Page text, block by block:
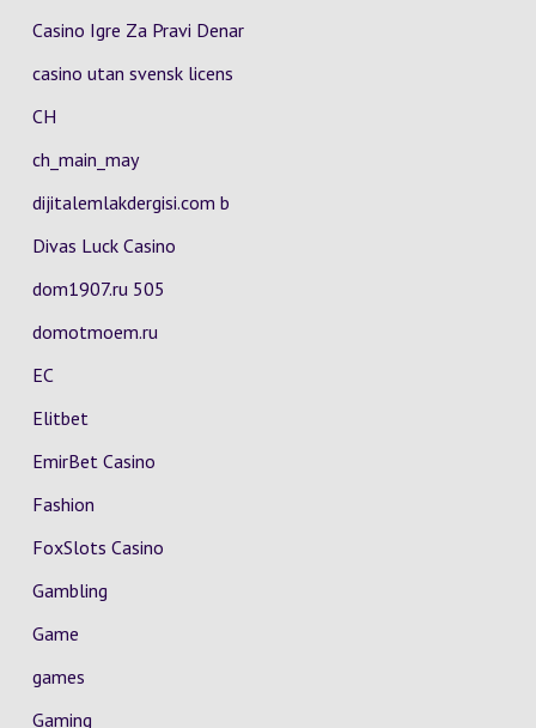
Casino Igre Za Pravi Denar
casino utan svensk licens
CH
ch_main_may
dijitalemlakdergisi.com b
Divas Luck Casino
dom1907.ru 505
domotmoem.ru
EC
Elitbet
EmirBet Casino
Fashion
FoxSlots Casino
Gambling
Game
games
Gaming